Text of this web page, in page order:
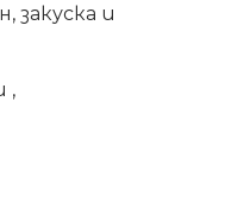
закуска и
,